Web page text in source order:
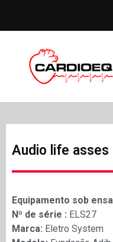
Audio life
Equipamento sob
Nº de série : ELS27
Marca: Eletro System